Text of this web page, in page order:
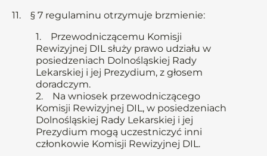
11. § 7 regulaminu otrzymuje brzmienie:
1. Przewodniczącemu Komisji
Rewizyjnej DIL służy prawo udziału w
posiedzeniach Dolnośląskiej Rady
Lekarskiej i jej Prezydium, z głosem
doradczym.
2. Na wniosek przewodniczącego
Komisji Rewizyjnej DIL, w posiedzeniach
Dolnośląskiej Rady Lekarskiej i jej
Prezydium mogą uczestniczyć inni
członkowie Komisji Rewizyjnej DIL.